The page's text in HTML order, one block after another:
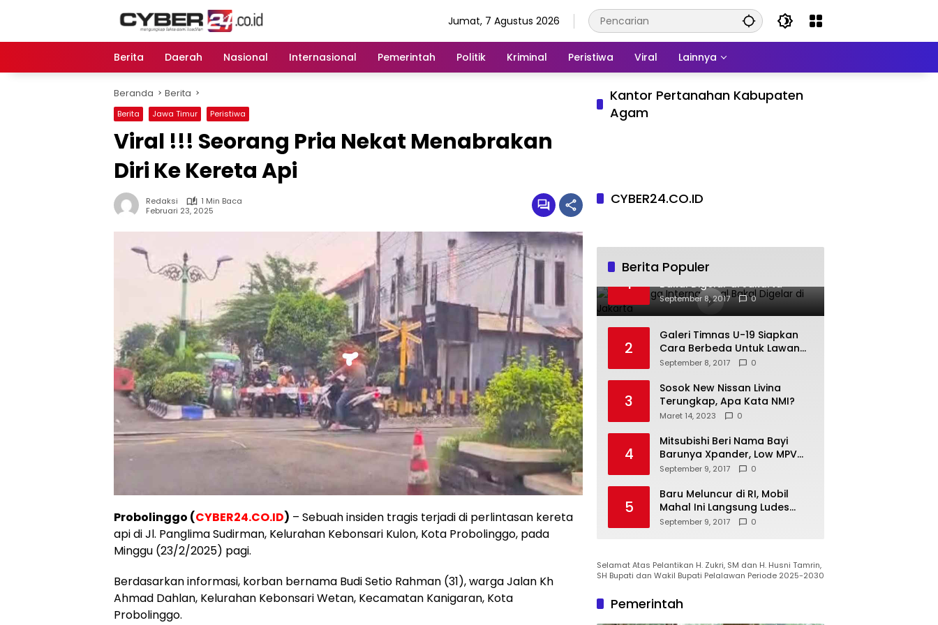
Jumat, 7 Agustus 2026
Berita Daerah Nasional Internasional Pemerintah Politik Kriminal Peristiwa Viral Lainnya
Beranda Berita
Berita Jawa Timur Peristiwa
Viral !!! Seorang Pria Nekat Menabrakan
Diri Ke Kereta Api
Redaksi
1 Min Baca
Februari 23, 2025
Probolinggo (CYBER24.CO.ID) – Sebuah insiden tragis terjadi di perlintasan kereta
api di Jl. Panglima Sudirman, Kelurahan Kebonsari Kulon, Kota Probolinggo, pada
Minggu (23/2/2025) pagi.
Berdasarkan informasi, korban bernama Budi Setio Rahman (31), warga Jalan Kh
Ahmad Dahlan, Kelurahan Kebonsari Wetan, Kecamatan Kanigaran, Kota
Probolinggo.
Kantor Pertanahan Kabupaten
Agam
CYBER24.CO.ID
Berita Populer
1
Pesta Yoga Internasional
Bakal Digelar di Jakarta
September 8, 2017 0
2
Galeri Timnas U-19 Siapkan
Cara Berbeda Untuk Lawan
Vietnam
September 8, 2017 0
3
Sosok New Nissan Livina
Terungkap, Apa Kata NMI?
Maret 14, 2023 0
4
Mitsubishi Beri Nama Bayi
Barunya Xpander, Low MPV
Pesaing Avanza cs
September 9, 2017 0
5
Baru Meluncur di RI, Mobil
Mahal Ini Langsung Ludes
Terjual
September 9, 2017 0
Selamat Atas Pelantikan H. Zukri, SM dan H. Husni Tamrin,
SH Bupati dan Wakil Bupati Pelalawan Periode 2025-2030
Pemerintah